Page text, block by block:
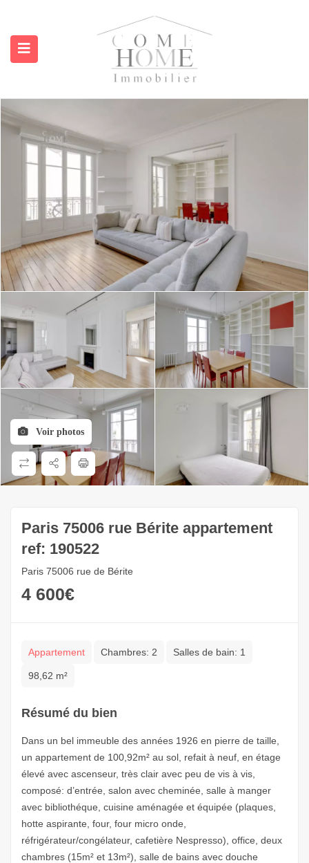
(A propos)
Voir photos
Paris 75006 rue Bérite appartement
ref: 190522
Paris 75006 rue de Bérite
4 600€
Appartement Chambres: 2 Salles de bain: 1
98,62 m²
Résumé du bien
Dans un bel immeuble des années 1926 en pierre de taille,
un appartement de 100,92m² au sol, refait à neuf, en étage
élevé avec ascenseur, très clair avec peu de vis à vis,
composé: d’entrée, salon avec cheminée, salle à manger
avec bibliothéque, cuisine aménagée et équipée (plaques,
hotte aspirante, four, four micro onde,
réfrigérateur/congélateur, cafetière Nespresso), office, deux
chambres (15m² et 13m²), salle de bains avec douche